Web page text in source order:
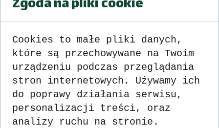
Wyniki Sekcja
Wyniki zobacz
Zgoda na pliki cookie
Cookies to małe pliki danych,
które są przechowywane na Twoim
urządzeniu podczas przeglądania
stron internetowych. Używamy ich
do poprawy działania serwisu,
personalizacji treści, oraz
analizy ruchu na stronie.